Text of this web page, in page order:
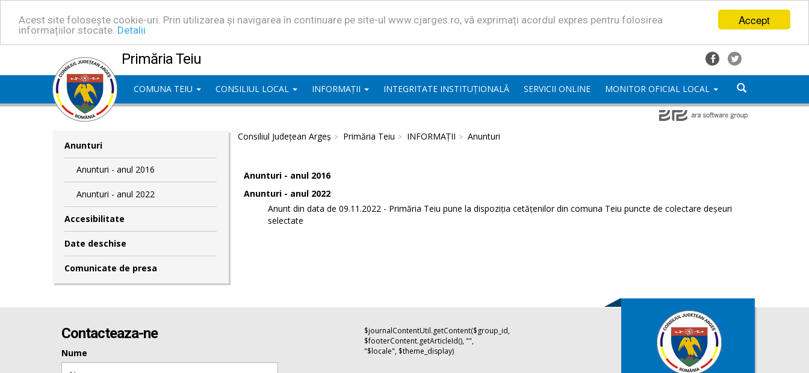
Accept
Acest site folosește cookie-uri. Prin utilizarea și navigarea în continuare pe site-ul www.cjarges.ro, vă exprimați acordul expres pentru folosirea
informațiilor stocate. Detalii
Primăria Teiu
COMUNA TEIU CONSILIUL LOCAL INFORMAȚII INTEGRITATE INSTITUȚIONALĂ SERVICII ONLINE MONITOR OFICIAL LOCAL
Anunturi
Anunturi - anul 2016
Anunturi - anul 2022
Accesibilitate
Date deschise
Comunicate de presa
Consiliul Județean Argeș Primăria Teiu INFORMAȚII Anunturi
Anunturi - anul 2016
Anunturi - anul 2022
Anunt din data de 09.11.2022 - Primăria Teiu pune la dispoziția cetățenilor din comuna Teiu puncte de colectare deșeuri
selectate
Contacteaza-ne
Nume
$journalContentUtil.getContent($group_id,
$footerContent.getArticleId(), "",
"$locale", $theme_display)